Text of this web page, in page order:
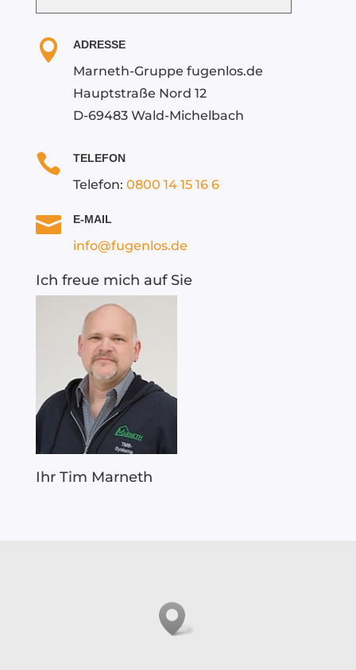
d
 ADRESSE
Marneth-Gruppe fugenlos.de
Hauptstraße Nord 12
D-69483 Wald-Michelbach
 TELEFON
Telefon: 0800 14 15 16 6
 E-MAIL
info@fugenlos.de
Ich freue mich auf Sie
Ihr Tim Marneth